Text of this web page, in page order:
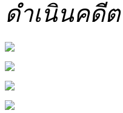
ดำเนินคดี